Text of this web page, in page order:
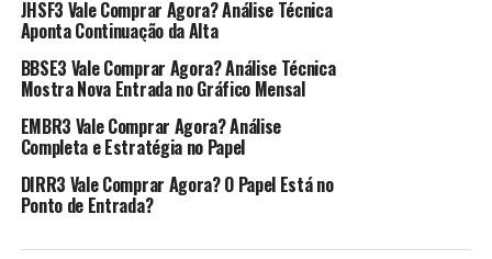
Existem diversos fatores que podem desencadear a
inflação:
Demanda Excedente: Quando a demanda por
produtos e serviços supera a oferta disponível, os
preços tendem a aumentar. Essa situação,
conhecida como “inflação de demanda”, é comum
em períodos de crescimento econômico
acelerado.
JHSF3 Vale Comprar Agora? Análise Técnica
Aponta Continuação da Alta
BBSE3 Vale Comprar Agora? Análise Técnica
Mostra Nova Entrada no Gráfico Mensal
EMBR3 Vale Comprar Agora? Análise
Completa e Estratégia no Papel
DIRR3 Vale Comprar Agora? O Papel Está no
Ponto de Entrada?